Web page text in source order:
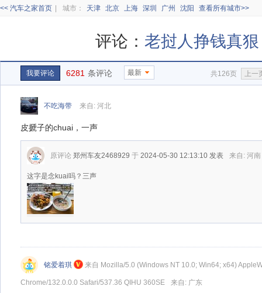
<< 汽车之家首页 城市： 天津 北京 上海 深圳 广州 沈阳 查看所有城市>>
评论： 老挝人挣钱真
我要评论 6281 条评论 最新 共126页 上一
不吃海带 来自: 河北
皮搋子的chuai，一声
原评论 郑州车友2468929 于 2024-05-30 12:13:10 发表 来自: 河南
这字是念kuai吗？三声
铭爱着琪 来自 Mozilla/5.0 (Windows NT 10.0; Win64; x64)
Chrome/132.0.0.0 Safari/537.36 QIHU 360SE 来自: 广东